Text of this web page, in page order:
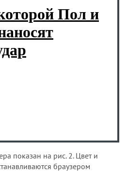
показан на рис. 2. Цвет и
браузером